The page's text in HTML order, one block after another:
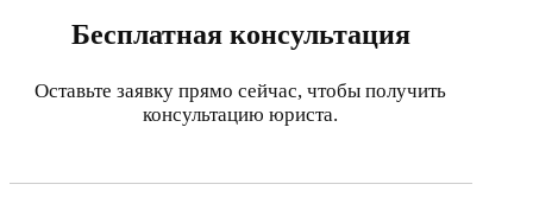
Бесплатная консультация
Оставьте заявку прямо сейчас, чтобы получить
консультацию юриста.